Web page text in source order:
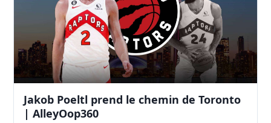
Jakob Poeltl prend le chemin de Toronto
| AlleyOop360